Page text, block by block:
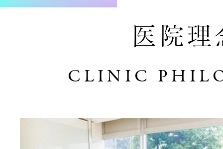
院長・スタッフ紹介
診療メニュー
むし歯治療・歯の
医院理
CLINIC